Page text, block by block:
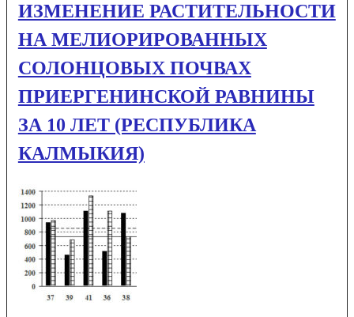
ИЗМЕНЕНИЕ РАСТИТЕЛЬНОСТИ
НА МЕЛИОРИРОВАННЫХ
СОЛОНЦОВЫХ ПОЧВАХ
ПРИЕРГЕНИНСКОЙ РАВНИНЫ
ЗА 10 ЛЕТ (РЕСПУБЛИКА
КАЛМЫКИЯ)